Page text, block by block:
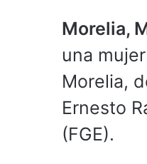
Morelia,
una
Morelia,
Ernesto
(FGE).